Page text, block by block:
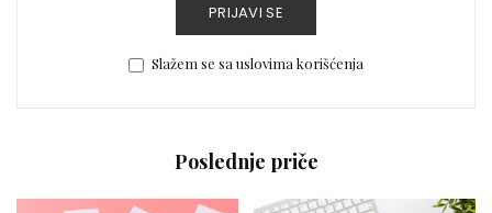
PRIJAVI SE
Slažem se sa uslovima korišćenja
Poslednje priče